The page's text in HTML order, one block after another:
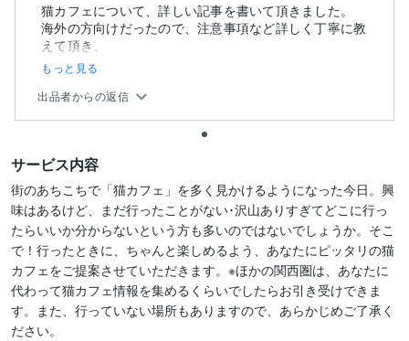
猫カフェについて、詳しい記事を書いて頂きました。
海外の方向けだったので、注意事項など詳しく丁寧に教
えて頂き、
僕自...
もっと見る
出品者からの返信
サービス内容
街のあちこちで「猫カフェ」を多く見かけるようになった今日。興
味はあるけど、まだ行ったことがない･沢山ありすぎてどこに行っ
たらいいか分からないという方も多いのではないでしょうか。そこ
で！行ったときに、ちゃんと楽しめるよう、あなたにピッタリの猫
カフェをご提案させていただきます。※ほかの関西圏は、あなたに
代わって猫カフェ情報を集めるくらいでしたらお引き受けできま
す。また、行っていない場所もありますので、あらかじめご了承く
ださい。